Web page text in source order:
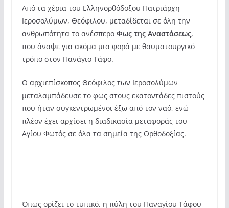
Από τα χέρια του Ελληνορθόδοξου Πατριάρχη
Ιεροσολύμων, Θεόφιλου, μεταδίδεται σε όλη την
ανθρωπότητα το ανέσπερο Φως της Αναστάσεως,
που άναψε για ακόμα μια φορά με θαυματουργικό
τρόπο στον Πανάγιο Τάφο.
Ο αρχιεπίσκοπος Θεόφιλος των Ιεροσολύμων
μεταλαμπάδευσε το φως στους εκατοντάδες πιστούς
που ήταν συγκεντρωμένοι έξω από τον ναό, ενώ
πλέον έχει αρχίσει η διαδικασία μεταφοράς του
Αγίου Φωτός σε όλα τα σημεία της Ορθοδοξίας.
Όπως ορίζει το τυπικό, η πύλη του Παναγίου Τάφου